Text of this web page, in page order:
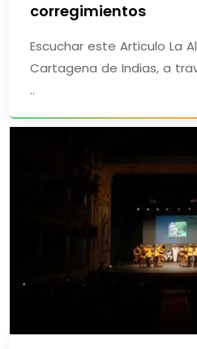
corregimientos
Escuchar este Articulo La
Cartagena de Indias, a
..